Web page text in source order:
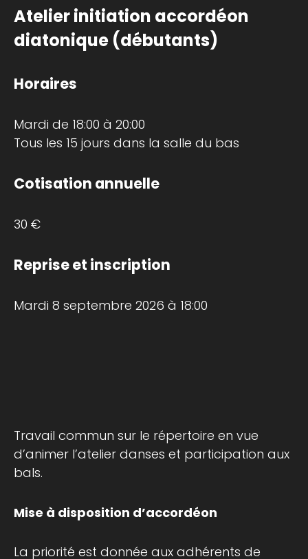
Atelier initiation accordéon
diatonique (débutants)
Horaires
Mardi de 18:00 à 20:00
Tous les 15 jours dans la salle du bas
Cotisation annuelle
30 €
Reprise et inscription
Mardi 8 septembre 2026 à 18:00
Travail commun sur le répertoire en vue
d’animer l’atelier danses et participation aux
bals.
Mise à disposition d’accordéon
La priorité est donnée aux adhérents de